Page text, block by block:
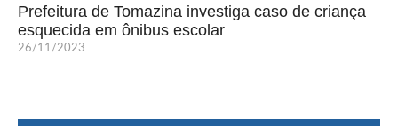
Prefeitura de Tomazina investiga caso de criança
esquecida em ônibus escolar
26/11/2023